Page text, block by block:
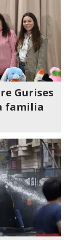
Gurises
familia